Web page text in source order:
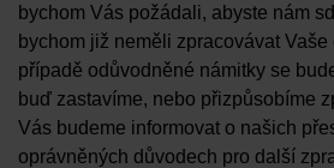
bychom Vás požádali, abyste nám
bychom již neměli zpracovávat
případě odůvodněné námitky se
buď zastavíme, nebo přizpůsobíme
Vás budeme informovat o našich
oprávněných důvodech pro další